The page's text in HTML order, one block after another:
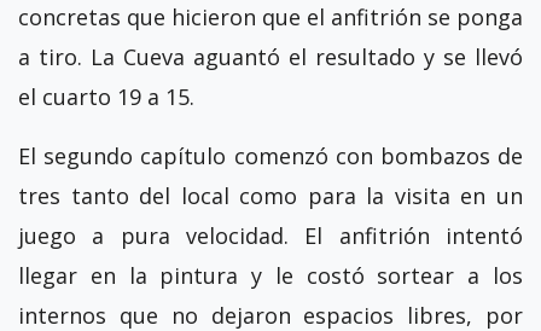
concretas que hicieron que el anfitrión se ponga
a tiro. La Cueva aguantó el resultado y se llevó
el cuarto 19 a 15.
El segundo capítulo comenzó con bombazos de
tres tanto del local como para la visita en un
juego a pura velocidad. El anfitrión intentó
llegar en la pintura y le costó sortear a los
internos que no dejaron espacios libres, por